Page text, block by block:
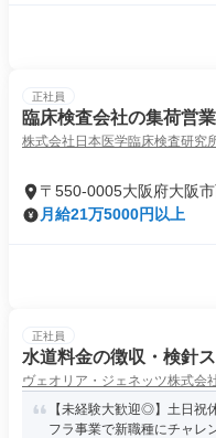
正社員
臨床検査会社の集荷営業
株式会社日本医学臨床検査研究
〒550-0005大阪府大阪
月給21万5000円以上
正社員
水道料金の徴収・検針
ヴェオリア・ジェネッツ株式会
【未経験大歓迎◎】土日祝
フラ事業で新職種にチャレ